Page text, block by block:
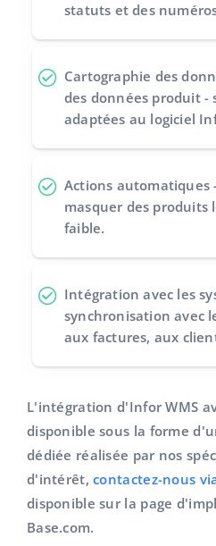
statuts et des
Cartographie des
des données produit -
adaptées au logiciel
Actions automatiques
masquer des produits
faible.
Intégration avec les
synchronisation avec
aux factures, aux
L'intégration d'Infor WMS
disponible sous la forme
dédiée réalisée par nos
d'intérêt,contactez-nous
disponible sur la page
Base.com.